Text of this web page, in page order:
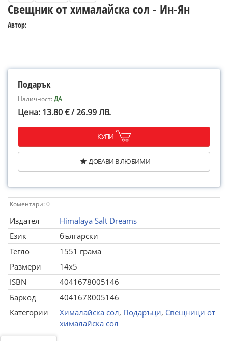
Свещник от хималайска сол - Ин-Ян
Автор:
Подарък
Наличност:ДА
Цена: 13.80 € / 26.99 ЛВ.
КУПИ
ДОБАВИ В ЛЮБИМИ
Коментари: 0
Издател
Himalaya Salt Dreams
Език
български
Тегло
1551 грама
Размери
14x5
ISBN
4041678005146
Баркод
4041678005146
Категории
Хималайска сол, Подаръци, Свещници от
хималайска сол